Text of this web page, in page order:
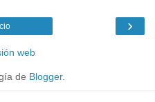
›
web
de Blogger.